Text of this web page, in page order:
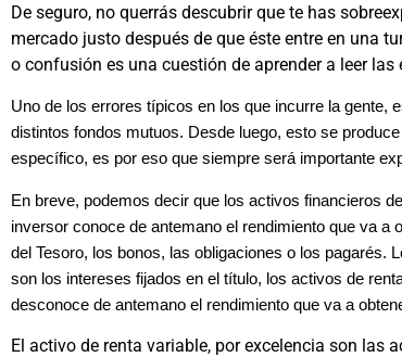
De seguro, no querrás descubrir que te has
mercado justo después de que éste entre en una
o confusión es una cuestión de aprender a leer las
Uno de los errores típicos en los que incurre la gente,
distintos fondos mutuos. Desde luego, esto se
específico, es por eso que siempre será importante
En breve, podemos decir que los activos financieros
inversor conoce de antemano el rendimiento que va a
del Tesoro, los bonos, las obligaciones o los pagarés.
son los intereses fijados en el título, los activos de
desconoce de antemano el rendimiento que va a
El activo de renta variable, por excelencia son las